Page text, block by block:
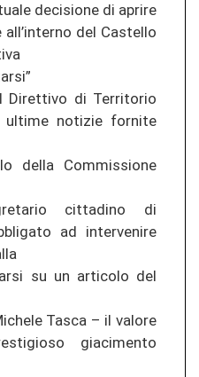
decisione di aprire
del Castello
Direttivo di Territorio
ultime notizie fornite
della Commissione
cittadino di
ad intervenire
su un articolo del
Tasca – il valore
giacimento